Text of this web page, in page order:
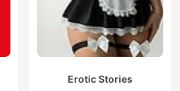
Erotic Stories